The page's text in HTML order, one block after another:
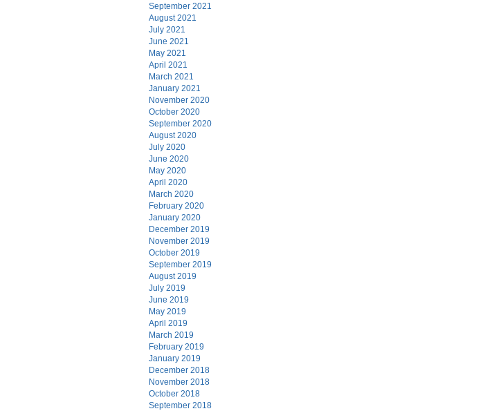
September 2021
August 2021
July 2021
June 2021
May 2021
April 2021
March 2021
January 2021
November 2020
October 2020
September 2020
August 2020
July 2020
June 2020
May 2020
April 2020
March 2020
February 2020
January 2020
December 2019
November 2019
October 2019
September 2019
August 2019
July 2019
June 2019
May 2019
April 2019
March 2019
February 2019
January 2019
December 2018
November 2018
October 2018
September 2018